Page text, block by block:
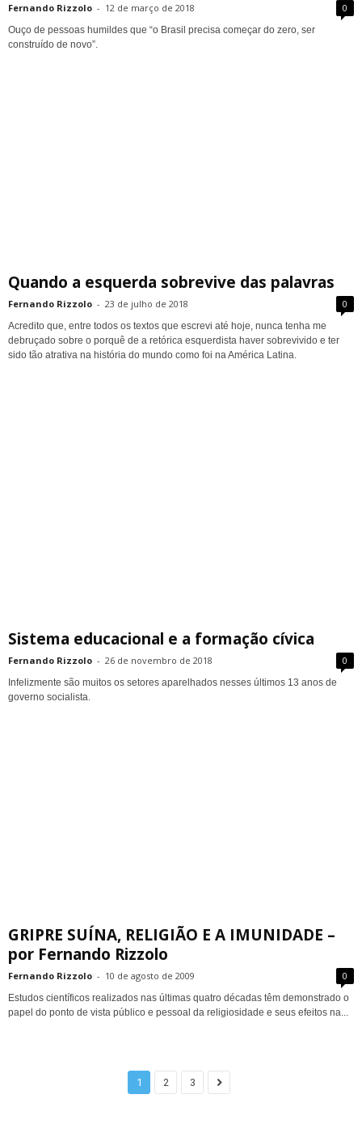
Fernando Rizzolo - 12 de março de 2018 0
Ouço de pessoas humildes que “o Brasil precisa começar do zero, ser
construído de novo”.
Quando a esquerda sobrevive das palavras
Fernando Rizzolo - 23 de julho de 2018 0
Acredito que, entre todos os textos que escrevi até hoje, nunca tenha me
debruçado sobre o porquê de a retórica esquerdista haver sobrevivido e ter
sido tão atrativa na história do mundo como foi na América Latina.
Sistema educacional e a formação cívica
Fernando Rizzolo - 26 de novembro de 2018 0
Infelizmente são muitos os setores aparelhados nesses últimos 13 anos de
governo socialista.
GRIPRE SUÍNA, RELIGIÃO E A IMUNIDADE –
por Fernando Rizzolo
Fernando Rizzolo - 10 de agosto de 2009 0
Estudos científicos realizados nas últimas quatro décadas têm demonstrado o
papel do ponto de vista público e pessoal da religiosidade e seus efeitos na...
1 2 3